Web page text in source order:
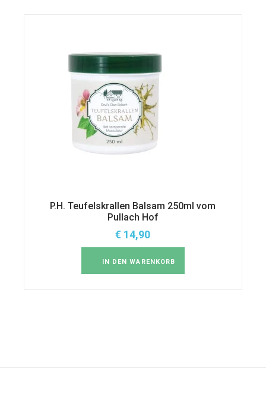
P.H. Teufelskrallen Balsam 250ml vom
Pullach Hof
€ 14,90
IN DEN WARENKORB